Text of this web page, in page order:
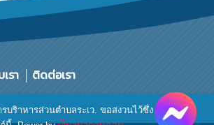
รา ติดต่อเรา
บริาหารส่วนตำบลระเว. ขอสงวนไว้ซึ่ง